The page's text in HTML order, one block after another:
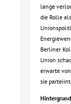
lange
die Rolle
Berliner
Union
erwarte
sie